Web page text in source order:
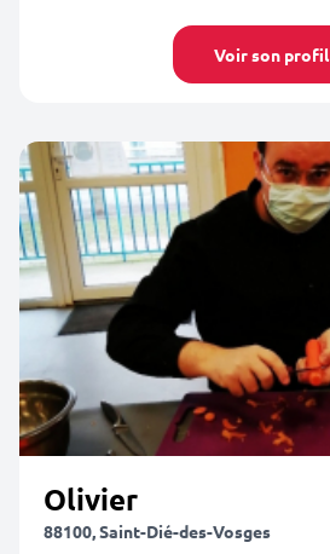
Voir son profil
Olivier
88100, Saint-Dié-des-Vosges